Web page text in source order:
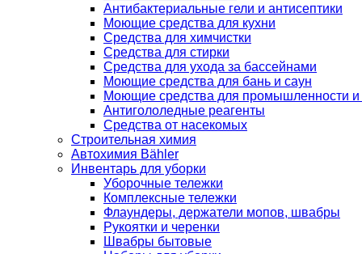
Антибактериальные гели и антисептики
Моющие средства для кухни
Средства для химчистки
Средства для стирки
Средства для ухода за бассейнами
Моющие средства для бань и саун
Моющие средства для промышленности и
Антигололедные реагенты
Средства от насекомых
Строительная химия
Автохимия Bähler
Инвентарь для уборки
Уборочные тележки
Комплексные тележки
Флаундеры, держатели мопов, швабры
Рукоятки и черенки
Швабры бытовые